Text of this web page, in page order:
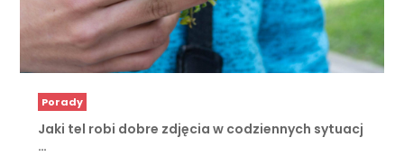
Porady
Jaki tel robi dobre zdjęcia w codziennych sytuacj
…